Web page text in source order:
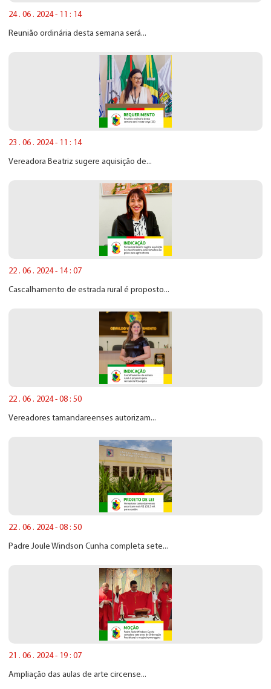
24 . 06 . 2024 - 11 : 14
Reunião ordinária desta semana será...
23 . 06 . 2024 - 11 : 14
Vereadora Beatriz sugere aquisição de...
22 . 06 . 2024 - 14 : 07
Cascalhamento de estrada rural é proposto...
22 . 06 . 2024 - 08 : 50
Vereadores tamandareenses autorizam...
22 . 06 . 2024 - 08 : 50
Padre Joule Windson Cunha completa sete...
21 . 06 . 2024 - 19 : 07
Ampliação das aulas de arte circense...